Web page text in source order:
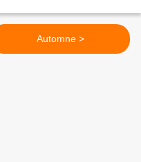
Automne >